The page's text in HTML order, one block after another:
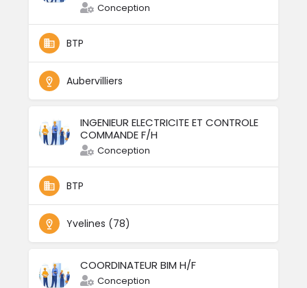
Conception
BTP
Aubervilliers
INGENIEUR ELECTRICITE ET CONTROLE
COMMANDE F/H
Conception
BTP
Yvelines (78)
COORDINATEUR BIM H/F
Conception